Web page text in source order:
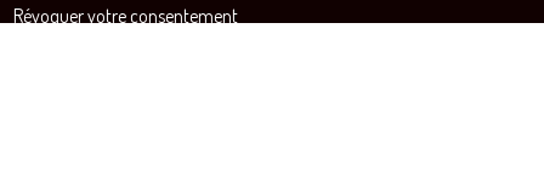
Révoquer votre consentement